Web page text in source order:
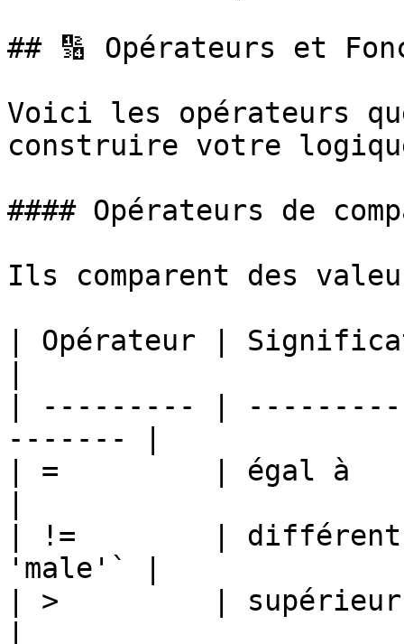
## 🔢 Opérateurs et
Voici les opérateurs
construire votre
#### Opérateurs de
Ils comparent des
| Opérateur |
| --------- |
------- |
| =         | égal à
| !=        | différent
'male'` |
| >         |